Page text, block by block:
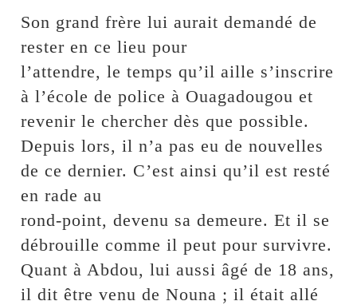
Son grand frère lui aurait demandé de
rester en ce lieu pour
l’attendre, le temps qu’il aille s’inscrire
à l’école de police à Ouagadougou et
revenir le chercher dès que possible.
Depuis lors, il n’a pas eu de nouvelles
de ce dernier. C’est ainsi qu’il est resté
en rade au
rond-point, devenu sa demeure. Et il se
débrouille comme il peut pour survivre.
Quant à Abdou, lui aussi âgé de 18 ans,
il dit être venu de Nouna ; il était allé